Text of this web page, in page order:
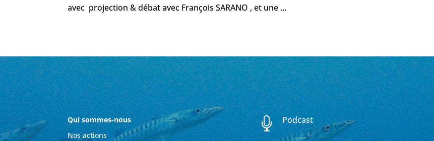
avec projection & débat avec François SARANO , et une ...
Qui sommes-nous
Nos actions
 Podcast